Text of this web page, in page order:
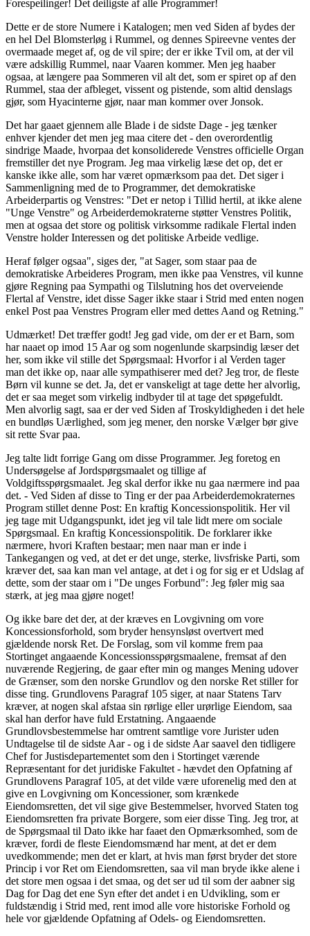
Forespeilinger! Det deiligste af alle Programmer!
Dette er de store Numere i Katalogen; men ved Siden af bydes der
en hel Del Blomsterløg i Rummel, og dennes Spireevne ventes der
overmaade meget af, og de vil spire; der er ikke Tvil om, at der vil
være adskillig Rummel, naar Vaaren kommer. Men jeg haaber
ogsaa, at længere paa Sommeren vil alt det, som er spiret op af den
Rummel, staa der afbleget, vissent og pistende, som altid denslags
gjør, som Hyacinterne gjør, naar man kommer over Jonsok.
Det har gaaet gjennem alle Blade i de sidste Dage - jeg tænker
enhver kjender det men jeg maa citere det - den overordentlig
sindrige Maade, hvorpaa det konsoliderede Venstres officielle Organ
fremstiller det nye Program. Jeg maa virkelig læse det op, det er
kanske ikke alle, som har været opmærksom paa det. Det siger i
Sammenligning med de to Programmer, det demokratiske
Arbeiderpartis og Venstres: "Det er netop i Tillid hertil, at ikke alene
"Unge Venstre" og Arbeiderdemokraterne støtter Venstres Politik,
men at ogsaa det store og politisk virksomme radikale Flertal inden
Venstre holder Interessen og det politiske Arbeide vedlige.
Heraf følger ogsaa", siges der, "at Sager, som staar paa de
demokratiske Arbeideres Program, men ikke paa Venstres, vil kunne
gjøre Regning paa Sympathi og Tilslutning hos det overveiende
Flertal af Venstre, idet disse Sager ikke staar i Strid med enten nogen
enkel Post paa Venstres Program eller med dettes Aand og Retning."
Udmærket! Det træffer godt! Jeg gad vide, om der er et Barn, som
har naaet op imod 15 Aar og som nogenlunde skarpsindig læser det
her, som ikke vil stille det Spørgsmaal: Hvorfor i al Verden tager
man det ikke op, naar alle sympathiserer med det? Jeg tror, de fleste
Børn vil kunne se det. Ja, det er vanskeligt at tage dette her alvorlig,
det er saa meget som virkelig indbyder til at tage det spøgefuldt.
Men alvorlig sagt, saa er der ved Siden af Troskyldigheden i det hele
en bundløs Uærlighed, som jeg mener, den norske Vælger bør give
sit rette Svar paa.
Jeg talte lidt forrige Gang om disse Programmer. Jeg foretog en
Undersøgelse af Jordspørgsmaalet og tillige af
Voldgiftsspørgsmaalet. Jeg skal derfor ikke nu gaa nærmere ind paa
det. - Ved Siden af disse to Ting er der paa Arbeiderdemokraternes
Program stillet denne Post: En kraftig Koncessionspolitik. Her vil
jeg tage mit Udgangspunkt, idet jeg vil tale lidt mere om sociale
Spørgsmaal. En kraftig Koncessionspolitik. De forklarer ikke
nærmere, hvori Kraften bestaar; men naar man er inde i
Tankegangen og ved, at det er det unge, sterke, livsfriske Parti, som
kræver det, saa kan man vel antage, at det i og for sig er et Udslag af
dette, som der staar om i "De unges Forbund": Jeg føler mig saa
stærk, at jeg maa gjøre noget!
Og ikke bare det der, at der kræves en Lovgivning om vore
Koncessionsforhold, som bryder hensynsløst overtvert med
gjældende norsk Ret. De Forslag, som vil komme frem paa
Stortinget angaaende Koncessionsspørgsmaalene, fremsat af den
nuværende Regjering, de gaar efter min og manges Mening udover
de Grænser, som den norske Grundlov og den norske Ret stiller for
disse ting. Grundlovens Paragraf 105 siger, at naar Statens Tarv
kræver, at nogen skal afstaa sin rørlige eller urørlige Eiendom, saa
skal han derfor have fuld Erstatning. Angaaende
Grundlovsbestemmelse har omtrent samtlige vore Jurister uden
Undtagelse til de sidste Aar - og i de sidste Aar saavel den tidligere
Chef for Justisdepartementet som den i Stortinget værende
Repræsentant for det juridiske Fakultet - hævdet den Opfatning af
Grundlovens Paragraf 105, at det vilde være uforenelig med den at
give en Lovgivning om Koncessioner, som krænkede
Eiendomsretten, det vil sige give Bestemmelser, hvorved Staten tog
Eiendomsretten fra private Borgere, som eier disse Ting. Jeg tror, at
de Spørgsmaal til Dato ikke har faaet den Opmærksomhed, som de
kræver, fordi de fleste Eiendomsmænd har ment, at det er dem
uvedkommende; men det er klart, at hvis man først bryder det store
Princip i vor Ret om Eiendomsretten, saa vil man bryde ikke alene i
det store men ogsaa i det smaa, og det ser ud til som der aabner sig
Dag for Dag det ene Syn efter det andet i en Udvikling, som er
fuldstændig i Strid med, rent imod alle vore historiske Forhold og
hele vor gjældende Opfatning af Odels- og Eiendomsretten.